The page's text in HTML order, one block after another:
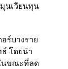
นเวียนทุน
อร์บางราย
โดยนำ
นขณะที่ลด